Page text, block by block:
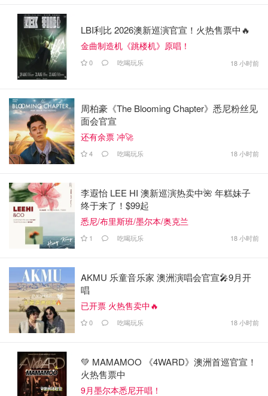
LBI利比 2026澳新巡演官宣！火热售票中🔥
金曲制造机《跳楼机》原唱！
0 吃喝玩乐 18 小时前
周柏豪《The Blooming Chapter》悉尼粉丝见
面会官宣
还有余票 冲🚀
4 吃喝玩乐 18 小时前
李遐怡 LEE HI 澳新巡演热卖中🌺 年糕妹子
终于来了！$99起
悉尼/布里斯班/墨尔本/奥克兰
1 吃喝玩乐 18 小时前
AKMU 乐童音乐家 澳洲演唱会官宣🎤9月开
唱
已开票 火热售卖中🔥
0 吃喝玩乐 18 小时前
💚 MAMAMOO 《4WARD》澳洲首巡官宣！
火热售票中
9月墨尔本悉尼开唱！